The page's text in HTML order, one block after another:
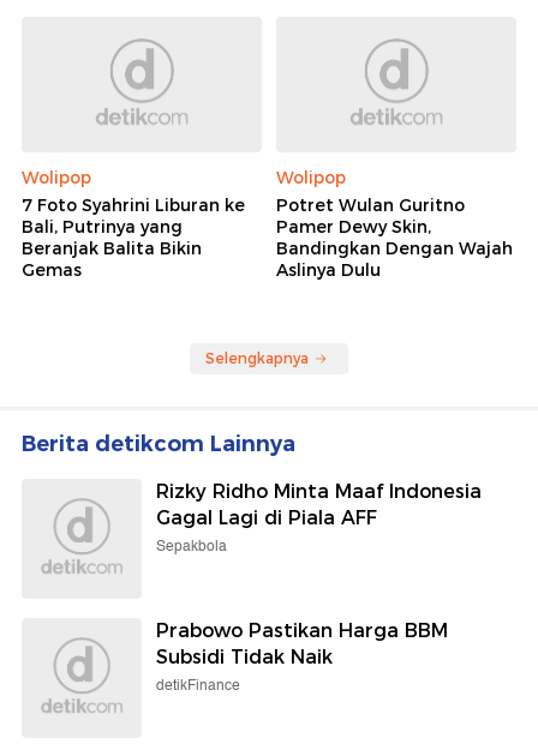
Wolipop
7 Foto Syahrini Liburan ke
Bali, Putrinya yang
Beranjak Balita Bikin
Gemas
Wolipop
Potret Wulan Guritno
Pamer Dewy Skin,
Bandingkan Dengan Wajah
Aslinya Dulu
Selengkapnya
Berita detikcom Lainnya
Rizky Ridho Minta Maaf Indonesia
Gagal Lagi di Piala AFF
Sepakbola
Prabowo Pastikan Harga BBM
Subsidi Tidak Naik
detikFinance